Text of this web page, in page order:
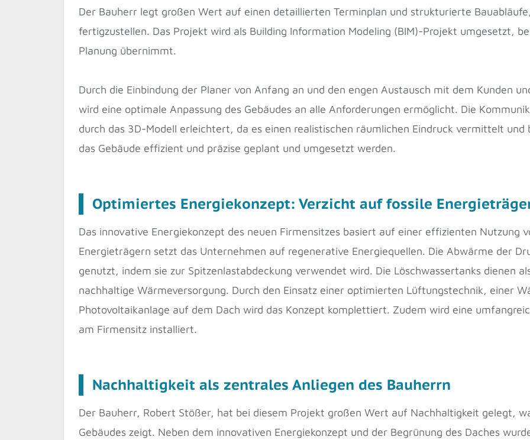
Der Bauherr legt großen Wert auf einen detaillierten Terminplan und strukturierte
fertigzustellen. Das Projekt wird als Building Information Modeling (BIM)-Projekt umgesetzt,
Planung übernimmt.
Durch die Einbindung der Planer von Anfang an und den engen Austausch mit dem Kunden
wird eine optimale Anpassung des Gebäudes an alle Anforderungen ermöglicht. Die
durch das 3D-Modell erleichtert, da es einen realistischen räumlichen Eindruck vermittelt
das Gebäude effizient und präzise geplant und umgesetzt werden.
Optimiertes Energiekonzept: Verzicht auf fossile
Das innovative Energiekonzept des neuen Firmensitzes basiert auf einer effizienten Nutzung
Energieträgern setzt das Unternehmen auf regenerative Energiequellen. Die Abwärme der
genutzt, indem sie zur Spitzenlastabdeckung verwendet wird. Die Löschwassertanks dienen
nachhaltige Wärmeversorgung. Durch den Einsatz einer optimierten Lüftungstechnik, einer
Photovoltaikanlage auf dem Dach wird das Konzept komplettiert. Zudem wird eine
am Firmensitz installiert.
Nachhaltigkeit als zentrales Anliegen des Bauherrn
Der Bauherr, Robert Stößer, hat bei diesem Projekt großen Wert auf Nachhaltigkeit gelegt,
Gebäudes zeigt. Neben dem innovativen Energiekonzept und der Begrünung des Daches